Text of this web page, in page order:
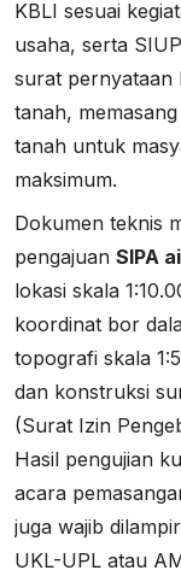
KBLI sesuai
usaha, serta
surat pernyataan
tanah,
tanah untuk
maksimum.
Dokumen teknis
pengajuan SIPA
lokasi skala
koordinat bor
topografi skala
dan konstruksi
(Surat Izin
Hasil pengujian
acara
juga wajib
UKL-UPL atau